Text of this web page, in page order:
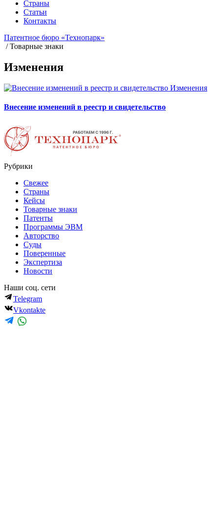
Страны
Статьи
Контакты
Патентное бюро «Технопарк»
/Товарные знаки
Изменения
Изменения
Внесение изменений в реестр и свидетельство
Рубрики
Свежее
Страны
Кейсы
Товарные знаки
Патенты
Программы ЭВМ
Авторство
Суды
Поверенные
Экспертиза
Новости
Наши соц. сети
Telegram
Vkontakte